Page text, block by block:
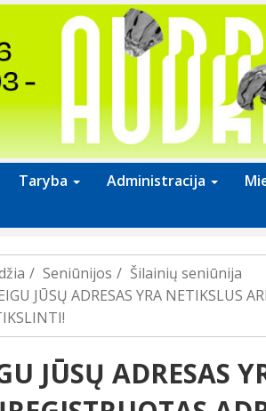
Taryba Administracija
Seniūnijos
Šilainių seniūnija
JŪSŲ ADRESAS YRA NETIKSLUS
JŪSŲ ADRESAS